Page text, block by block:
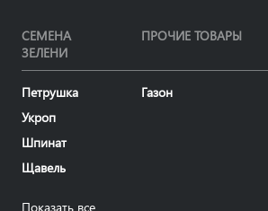
СЕМЕНА
ЗЕЛЕНИ
ПРОЧИЕ ТОВАРЫ
Петрушка
Укроп
Шпинат
Щавель
Показать все
Газон